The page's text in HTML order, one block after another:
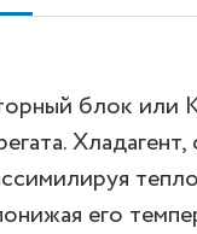
блок или
его